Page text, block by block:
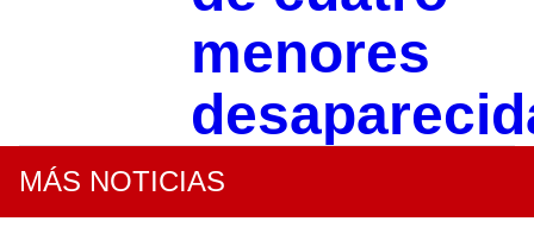
menores
MÁS NOTICIAS